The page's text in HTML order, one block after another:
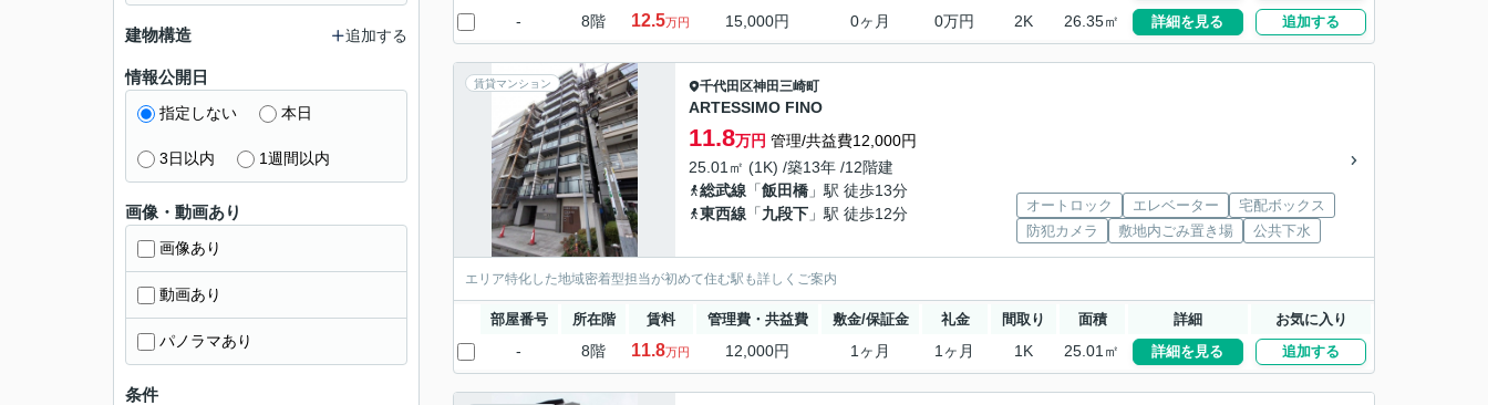
- 8階 12.5万円 15,000円 0ヶ月 0万円 2K 26.35㎡ 詳細を見る 追加する
賃貸マンション 千代田区神田三崎町
ARTESSIMO FINO
11.8万円 管理/共益費12,000円
25.01㎡ (1K) /築13年 /12階建
総武線 「飯田橋 」駅 徒歩13分
東西線 「九段下 」駅 徒歩12分 オートロック エレベーター
宅配ボックス
防犯カメラ
敷地内ごみ置き場 公共下水
エリア特化した地域密着型担当が初めて住む駅も詳しくご案内
部屋番号 所在階 賃料 管理費・共益費 敷金/保証金 礼金 間取り 面積 詳細 お気に入り
- 8階 11.8万円 12,000円 1ヶ月 1ヶ月 1K 25.01㎡ 詳細を見る 追加する
建物構造 追加する
情報公開日
指定しない 本日
3日以内 1週間以内
画像・動画あり
画像あり
動画あり
パノラマあり
条件